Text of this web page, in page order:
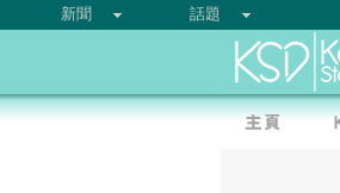
新聞 話題